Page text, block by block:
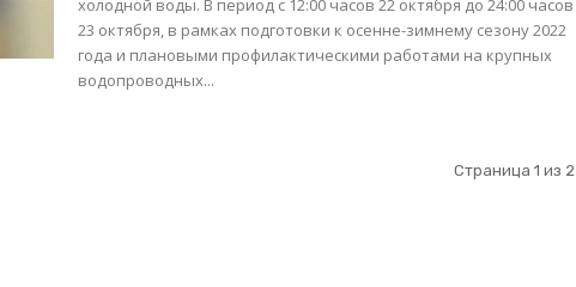
холодной воды. В период с 12:00 часов 22 октября до 24:00 часов
23 октября, в рамках подготовки к осенне-зимнему сезону 2022
года и плановыми профилактическими работами на крупных
водопроводных...
Страница 1 из 2